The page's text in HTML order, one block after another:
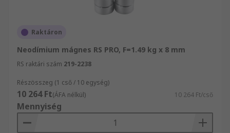
Raktáron
Neodímium mágnes RS PRO, F=1.49 kg x 8 mm
RS raktári szám 219-2238
Részösszeg (1 cső / 10 egység)
10 264 Ft(ÁFA nélkül) 10 264 Ft/cső
Mennyiség